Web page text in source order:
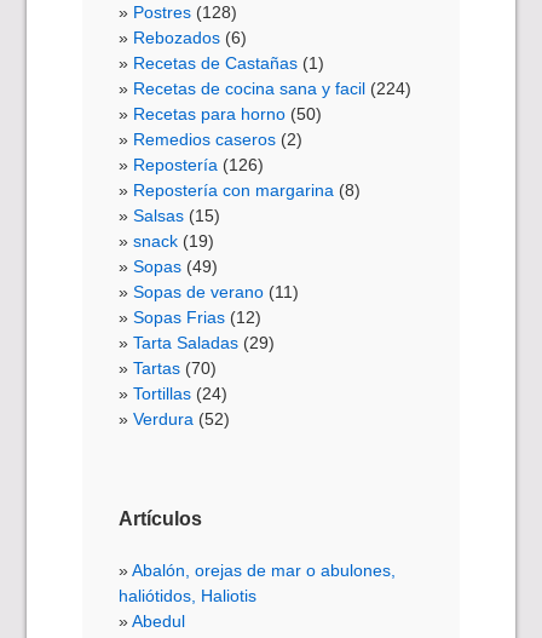
Postres (128)
Rebozados (6)
Recetas de Castañas (1)
Recetas de cocina sana y facil (224)
Recetas para horno (50)
Remedios caseros (2)
Repostería (126)
Repostería con margarina (8)
Salsas (15)
snack (19)
Sopas (49)
Sopas de verano (11)
Sopas Frias (12)
Tarta Saladas (29)
Tartas (70)
Tortillas (24)
Verdura (52)
Artículos
Abalón, orejas de mar o abulones,
haliótidos, Haliotis
Abedul